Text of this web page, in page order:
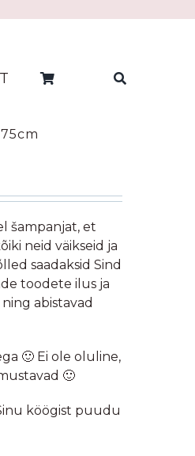
šampanjat, et
neid väikseid ja
saadaksid Sind
toodete ilus ja
abistavad
🙂 Ei ole oluline,
🙂
köögist puudu